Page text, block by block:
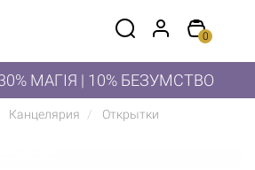
0
МАГІЯ | 10% БЕЗУМСТВО
Канцелярия Открытки